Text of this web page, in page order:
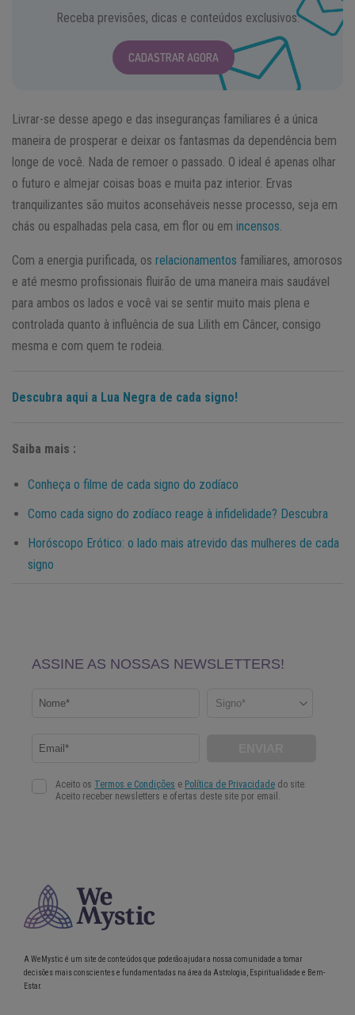
Receba previsões, dicas e conteúdos exclusivos.
CADASTRAR AGORA
Livrar-se desse apego e das inseguranças familiares é a única
maneira de prosperar e deixar os fantasmas da dependência bem
longe de você. Nada de remoer o passado. O ideal é apenas olhar
o futuro e almejar coisas boas e muita paz interior. Ervas
tranquilizantes são muitos aconseháveis nesse processo, seja em
chás ou espalhadas pela casa, em flor ou em incensos
Com a energia purificada, os relacionamentos familiares, amorosos
e até mesmo profissionais fluirão de uma maneira mais saudável
para ambos os lados e você vai se sentir muito mais plena e
controlada quanto à influência de sua Lilith em Câncer, consigo
mesma e com quem te rodeia.
Descubra aqui a Lua Negra de cada signo!
Saiba mais :
Conheça o filme de cada signo do zodíaco
Como cada signo do zodíaco reage à infidelidade? Descubra
Horóscopo Erótico: o lado mais atrevido das mulheres de cada
signo
A WeMystic é um site de conteúdos que poderão ajudar a nossa comunidade a tomar
decisões mais conscientes e fundamentadas na área da Astrologia, Espiritualidade e Bem-
Estar.